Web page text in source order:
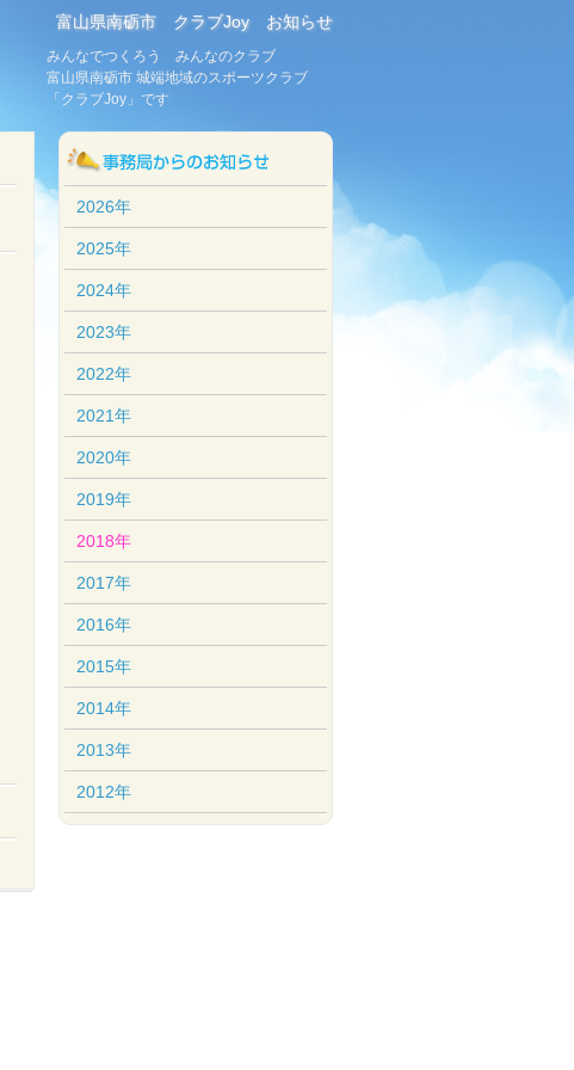
富山県南砺市 クラブJoy お知らせ
みんなでつくろう みんなのクラブ
富山県南砺市 城端地域のスポーツクラブ
「クラブJoy」です
2026年
2025年
2024年
2023年
2022年
2021年
2020年
2019年
2018年
2017年
2016年
2015年
2014年
2013年
2012年